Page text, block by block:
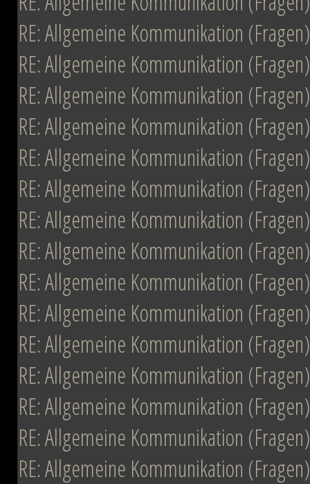
RE: Allgemeine Kommunikation (Fragen)
RE: Allgemeine Kommunikation (Fragen)
RE: Allgemeine Kommunikation (Fragen)
RE: Allgemeine Kommunikation (Fragen)
RE: Allgemeine Kommunikation (Fragen)
RE: Allgemeine Kommunikation (Fragen)
RE: Allgemeine Kommunikation (Fragen)
RE: Allgemeine Kommunikation (Fragen)
RE: Allgemeine Kommunikation (Fragen)
RE: Allgemeine Kommunikation (Fragen)
RE: Allgemeine Kommunikation (Fragen)
RE: Allgemeine Kommunikation (Fragen)
RE: Allgemeine Kommunikation (Fragen)
RE: Allgemeine Kommunikation (Fragen)
RE: Allgemeine Kommunikation (Fragen)